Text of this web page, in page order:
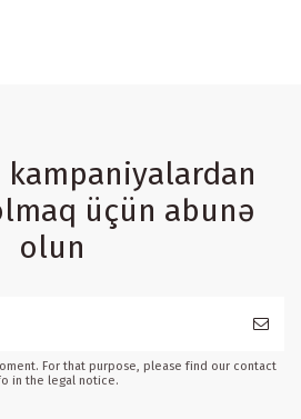
kampaniyalardan
üçün abunə
olun
For that purpose, please find our contact
in the legal notice.